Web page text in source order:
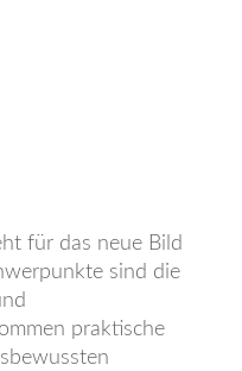
für das neue Bild
sind die
praktische